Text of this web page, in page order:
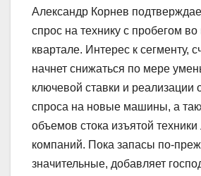
Александр Корнев
спрос на технику с пробегом во
квартале. Интерес к сегменту,
начнет снижаться по мере
ключевой ставки и реализации
спроса на новые машины, а
объемов стока изъятой
компаний. Пока запасы по-
значительные, добавляет